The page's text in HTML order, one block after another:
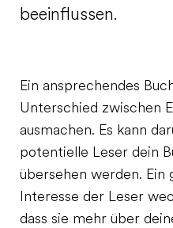
beeinflussen.
Ein ansprechendes
Unterschied zwischen
ausmachen. Es kann
potentielle Leser dein
übersehen werden. Ein
Interesse der Leser
dass sie mehr über